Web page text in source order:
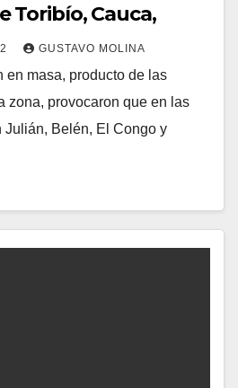
Toribío, Cauca,
GUSTAVO MOLINA
en masa, producto de las
zona, provocaron que en las
Julián, Belén, El Congo y